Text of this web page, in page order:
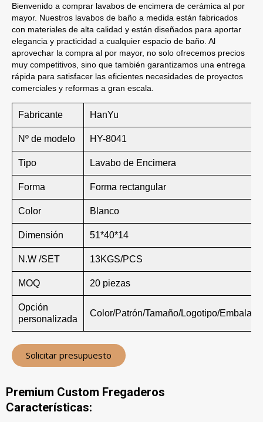
Bienvenido a comprar lavabos de encimera de cerámica al por
mayor. Nuestros lavabos de baño a medida están fabricados
con materiales de alta calidad y están diseñados para aportar
elegancia y practicidad a cualquier espacio de baño. Al
aprovechar la compra al por mayor, no solo ofrecemos precios
muy competitivos, sino que también garantizamos una entrega
rápida para satisfacer las eficientes necesidades de proyectos
comerciales y reformas a gran escala.
Fabricante HanYu
Nº de modelo HY-8041
Tipo Lavabo de Encimera
Forma Forma rectangular
Color Blanco
Dimensión 51*40*14
N.W /SET 13KGS/PCS
MOQ 20 piezas
Opción
personalizada
Color/Patrón/Tamaño/Logotipo/Embalaje
Solicitar presupuesto
Premium Custom Fregaderos
Características: